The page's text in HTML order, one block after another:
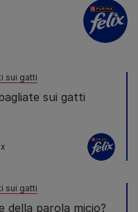
sui gatti
sui gatti
sui gatti
della parola micio?